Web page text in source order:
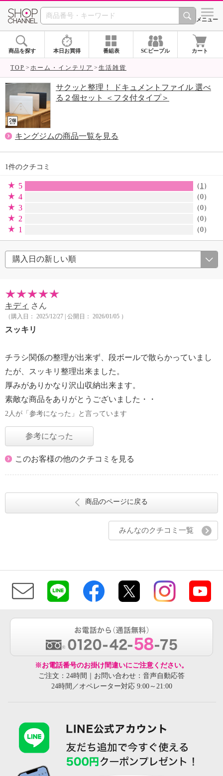
SHOP CHANNEL シメニュー
商品を探す 本日お買得 番組表 SCピープル カート
TOP ホーム・インテリア 生活雑貨
サクッと整理！ ドキュメントファイル 選べ
る２個セット ＜フタ付タイプ＞
キングジムの商品一覧を見る
1件のクチコミ
5 （ 1 ）
4 （0）
3 （0）
2 （0）
1 （0）
キディ さん
（購入日： 2025/12/27 | 公開日： 2026/01/05 ）
スッキリ
チラシ関係の整理が出来ず、段ボールで散らかっていまし
たが、スッキリ整理出来ました。
厚みがありかなり沢山収納出来ます。
素敵な商品をありがとうございました・・
2人が「参考になった」と言っています
参考になった
このお客様の他のクチコミを見る
商品のページに戻る
みんなのクチコミ一覧
※お電話番号のお掛け間違いにご注意ください。
ご注文：24時間｜お問い合わせ：音声自動応答
24時間／オペレーター対応 9:00～21:00